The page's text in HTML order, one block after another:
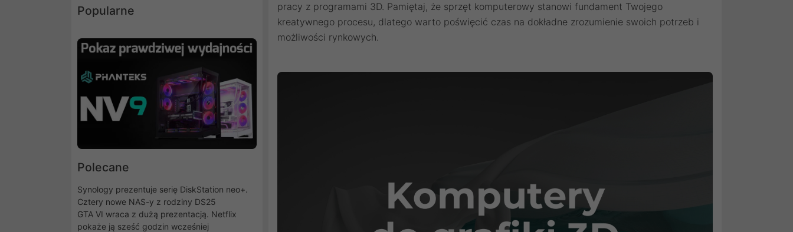
Popularne
Polecane
Synology prezentuje serię DiskStation neo+.
Cztery nowe NAS-y z rodziny DS25
GTA VI wraca z dużą prezentacją. Netflix
pokaże ją sześć godzin wcześniej
pracy z programami 3D. Pamiętaj, że sprzęt komputerowy stanowi fundament Twojego
kreatywnego procesu, dlatego warto poświęcić czas na dokładne zrozumienie swoich potrzeb i
możliwości rynkowych.